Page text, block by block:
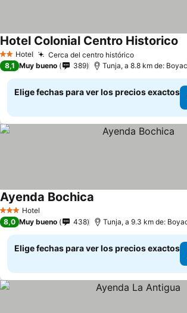
2 Estrellas
Hotel Cerca del centro histórico
Hotel Colonial Centro Historico
8,1 Muy bueno 389 Tunja, a 8.8 km de:
Elige fechas para ver los precios exactos
3 Estrellas
Hotel
Ayenda Bochica
8,0 Muy bueno 438 Tunja, a 9.3 km de:
Elige fechas para ver los precios exactos